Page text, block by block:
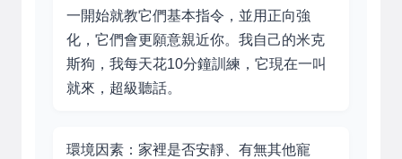
一開始就教它們基本指令，並用正向強
化，它們會更願意親近你。我自己的米克
斯狗，我每天花10分鐘訓練，它現在一叫
就來，超級聽話。
環境因素：家裡是否安靜、有無其他寵